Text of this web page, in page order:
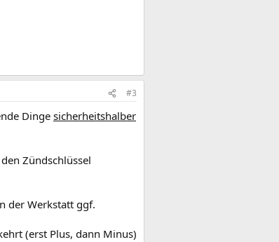
#3
Dinge sicherheitshalber
Zündschlüssel
der Werkstatt ggf.
(erst Plus, dann Minus)